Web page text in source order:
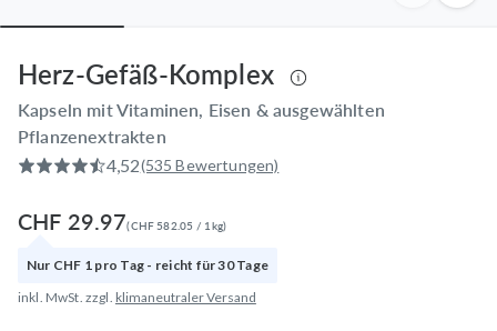
Herz-Gefäß-Komplex
Kapseln mit Vitaminen, Eisen & ausgewählten
Pflanzenextrakten
4,52(535 Bewertungen)
CHF 29.97(CHF 582.05 / 1 kg)
Nur CHF 1 pro Tag - reicht für30 Tage
inkl. MwSt. zzgl. klimaneutraler Versand